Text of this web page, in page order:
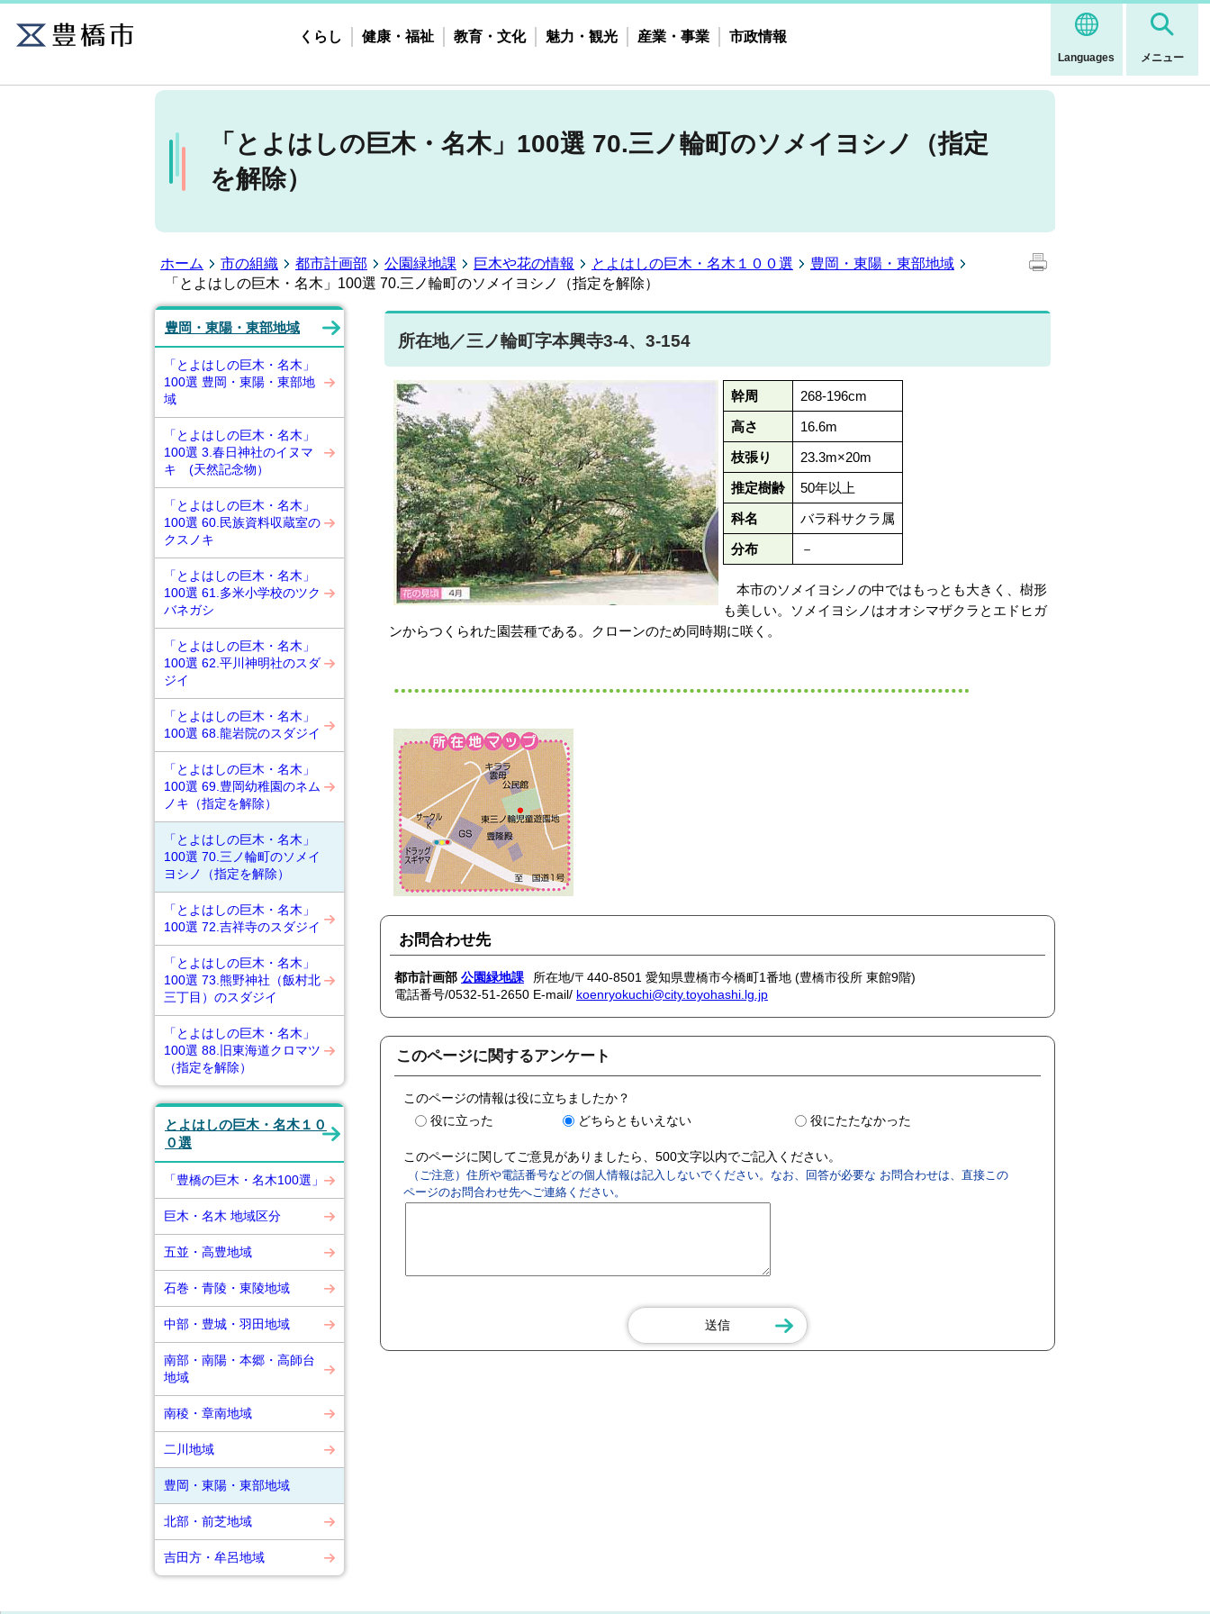
Languages メニュー
くらし 健康・福祉 教育・文化 魅力・観光 産業・事業 市政情報
「とよはしの巨木・名木」100選 70.三ノ輪町のソメイヨシノ（指定
を解除）
ホーム 市の組織 都市計画部 公園緑地課 巨木や花の情報 とよはしの巨木・名木１００選
豊岡・東陽・東部地域
「とよはしの巨木・名木」100選 70.三ノ輪町のソメイヨシノ（指定を解除）
豊岡・東陽・東部地域
「とよはしの巨木・名木」
100選 豊岡・東陽・東部地
域
「とよはしの巨木・名木」
100選 3.春日神社のイヌマ
キ (天然記念物）
「とよはしの巨木・名木」
100選 60.民族資料収蔵室の
クスノキ
「とよはしの巨木・名木」
100選 61.多米小学校のツク
バネガシ
「とよはしの巨木・名木」
100選 62.平川神明社のスダ
ジイ
「とよはしの巨木・名木」
100選 68.龍岩院のスダジイ
「とよはしの巨木・名木」
100選 69.豊岡幼稚園のネム
ノキ（指定を解除）
「とよはしの巨木・名木」
100選 70.三ノ輪町のソメイ
ヨシノ（指定を解除）
「とよはしの巨木・名木」
100選 72.吉祥寺のスダジイ
「とよはしの巨木・名木」
100選 73.熊野神社（飯村北
三丁目）のスダジイ
「とよはしの巨木・名木」
100選 88.旧東海道クロマツ
（指定を解除）
とよはしの巨木・名木１０
０選
「豊橋の巨木・名木100選」
巨木・名木 地域区分
五並・高豊地域
石巻・青陵・東陵地域
中部・豊城・羽田地域
南部・南陽・本郷・高師台
地域
南稜・章南地域
二川地域
豊岡・東陽・東部地域
北部・前芝地域
吉田方・牟呂地域
所在地／三ノ輪町字本興寺3-4、3-154
幹周
268-196cm
高さ
16.6m
枝張り
23.3m×20m
推定樹齢
50年以上
科名
バラ科サクラ属
分布
－
本市のソメイヨシノの中ではもっとも大きく、樹形
も美しい。ソメイヨシノはオオシマザクラとエドヒガ
ンからつくられた園芸種である。クローンのため同時期に咲く。
お問合わせ先
都市計画部 公園緑地課
所在地/〒440-8501 愛知県豊橋市今橋町1番地 (豊橋市役所 東館9階)
電話番号/0532-51-2650 E-mail/ koenryokuchi@city.toyohashi.lg.jp
このページに関するアンケート
このページの情報は役に立ちましたか？
役に立った
どちらともいえない 役にたたなかった
このページに関してご意見がありましたら、500文字以内でご記入ください。
（ご注意）住所や電話番号などの個人情報は記入しないでください。なお、回答が必要な お問合わせは、直接この
ページのお問合わせ先へご連絡ください。